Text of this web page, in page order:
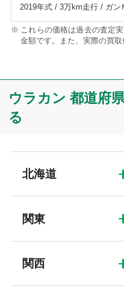
2019年式 / 3万km走行 / ガン
これらの価格は過去の査定
金額です。また、実際の買
ウラカン 都道府
る
北海道
関東
関西